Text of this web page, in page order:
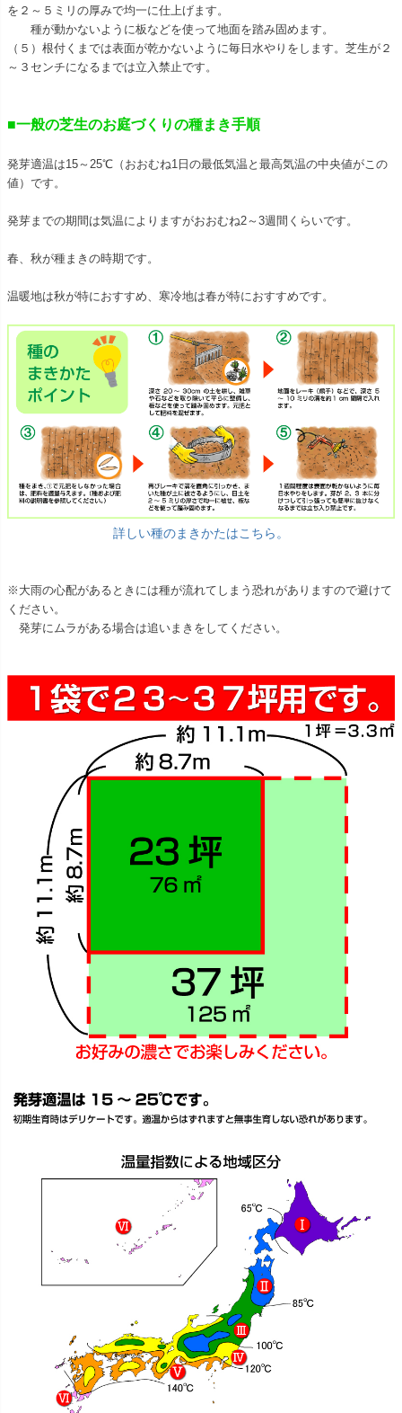
を２～５ミリの厚みで均一に仕上げます。
種が動かないように板などを使って地面を踏み固めます。
（５）根付くまでは表面が乾かないように毎日水やりをします。芝生が２
～３センチになるまでは立入禁止です。
■一般の芝生のお庭づくりの種まき手順
発芽適温は15～25℃（おおむね1日の最低気温と最高気温の中央値がこの
値）です。
発芽までの期間は気温によりますがおおむね2～3週間くらいです。
春、秋が種まきの時期です。
温暖地は秋が特におすすめ、寒冷地は春が特におすすめです。
詳しい種のまきかたはこちら。
※大雨の心配があるときには種が流れてしまう恐れがありますので避けて
ください。
発芽にムラがある場合は追いまきをしてください。